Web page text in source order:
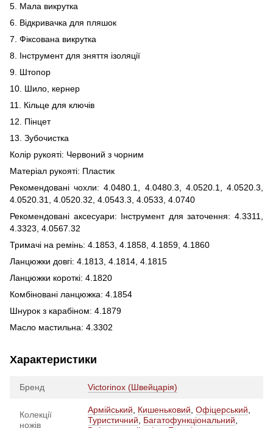
5. Мала викрутка
6. Відкривачка для пляшок
7. Фіксована викрутка
8. Інструмент для зняття ізоляції
9. Штопор
10. Шило, кернер
11. Кільце для ключів
12. Пінцет
13. Зубочистка
Колір рукояті: Червоний з чорним
Матеріал рукояті: Пластик
Рекомендовані чохли: 4.0480.1, 4.0480.3, 4.0520.1, 4.0520.3,
4.0520.31, 4.0520.32, 4.0543.3, 4.0533, 4.0740
Рекомендовані аксесуари: Інструмент для заточення: 4.3311,
4.3323, 4.0567.32
Тримачі на ремінь: 4.1853, 4.1858, 4.1859, 4.1860
Ланцюжки довгі: 4.1813, 4.1814, 4.1815
Ланцюжки короткі: 4.1820
Комбіновані ланцюжка: 4.1854
Шнурок з карабіном: 4.1879
Масло мастильна: 4.3302
Характеристики
Бренд Victorinox (Швейцарія)
Колекції
ножів
Армійський Кишеньковий Офіцерський
Туристичний
Багатофункціональний